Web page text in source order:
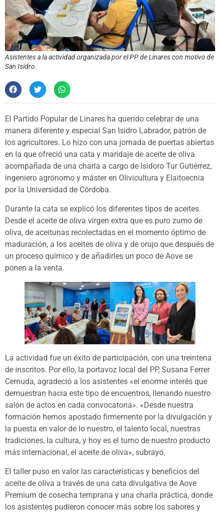
Asistentes a la actividad organizada por el PP de Linares con motivo de
San Isidro.
El Partido Popular de Linares ha querido celebrar de una
manera diferente y especial San Isidro Labrador, patrón de
los agricultores. Lo hizo con una jornada de puertas abiertas
en la que ofreció una cata y maridaje de aceite de oliva
acompañada de una charla a cargo de Isidoro Tur Gutiérrez,
ingeniero agrónomo y máster en Olivicultura y Elaitoecnia
por la Universidad de Córdoba.
Durante la cata se explicó los diferentes tipos de aceites.
Desde el aceite de oliva virgen extra que es puro zumo de
oliva, de aceitunas recolectadas en el momento óptimo de
maduración, a los aceites de oliva y de orujo que después de
un proceso químico y de añadirles un poco de Aove se
ponen a la venta.
La actividad fue un éxito de participación, con una treintena
de inscritos. Por ello, la portavoz local del PP, Susana Ferrer
Cernuda, agradeció a los asistentes «el enorme interés que
demuestran hacia este tipo de encuentros, llenando nuestro
salón de actos en cada convocatoria». «Desde nuestra
formación hemos apostado firmemente por la divulgación y
la puesta en valor de lo nuestro, el talento local, nuestras
tradiciones, la cultura, y hoy es el turno de nuestro producto
más internacional, el aceite de oliva», subrayó.
El taller puso en valor las características y beneficios del
aceite de oliva a través de una cata divulgativa de Aove
Premium de cosecha temprana y una charla práctica, donde
los asistentes pudieron conocer más sobre los sabores y